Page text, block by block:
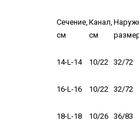
Сечение,
см
Канал,
см
14-L-14 10/22 32/72
16-L-16 10/22 32/72
18-L-18 10/26 36/83